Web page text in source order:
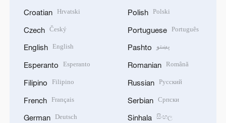
Croatian Hrvatski
Czech Český
English English
Esperanto Esperanto
Filipino Filipino
French Français
German Deutsch
Polish Polski
Portuguese Português
Pashto پښتو
Romanian Română
Russian Русский
Serbian Српски
Sinhala සිංහල